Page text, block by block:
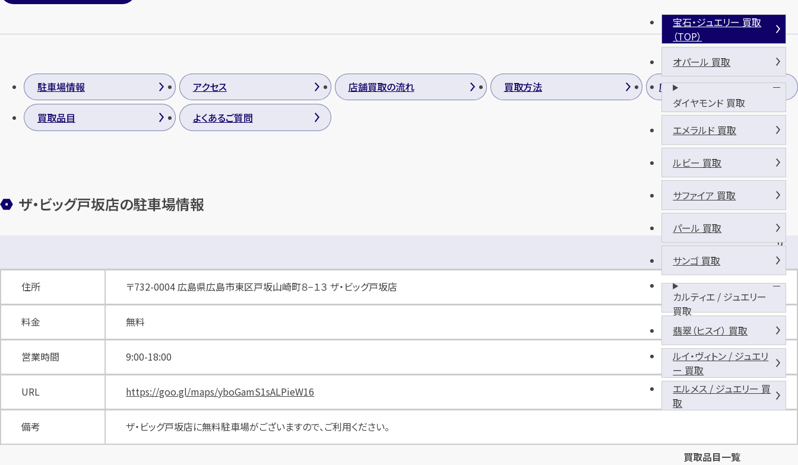
駐車場情報 アクセス 店舗買取の流れ 買取方法 店長のご挨拶
買取品目 よくあるご質問
ザ・ビッグ戸坂店の駐車場情報
ザ
・
ビ
ッ
戸
坂
店
駐
車
場
住所 〒732-0004 広島県広島市東区戸坂山崎町８−１３ ザ・ビッグ戸坂店
料金 無料
営業時間 9:00-18:00
URL https://goo.gl/maps/yboGamS1sALPieW16
備考 ザ・ビッグ戸坂店に無料駐車場がございますので、ご利用ください。
宝石・ジュエリー 買取
（TOP）
オパール 買取
ダイヤモンド 買取
エメラルド 買取
ルビー 買取
サファイア 買取
パール 買取
サンゴ 買取
カルティエ / ジュエリー
買取
翡翠（ヒスイ） 買取
ルイ・ヴィトン / ジュエリ
ー 買取
エルメス / ジュエリー 買
取
買取品目一覧